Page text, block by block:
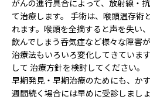
がんの進行具合によって、放射線・
て治療します。 手術は、喉頭温存術
れます。喉頭を全摘すると声を失い
飲んでしまう呑気症など様々な障害
治療法もいろいろ変化してきていま
して 治療方針を検討してください。
早期発見・早期治療のためにも、か
週間続く場合には早めに受診しましょ